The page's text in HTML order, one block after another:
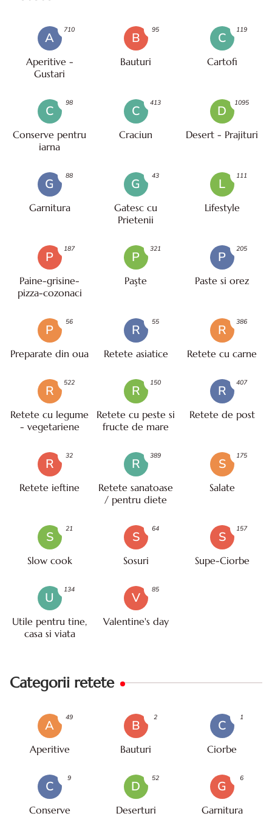
A
Aperitive -
Gustari
710
B
Bauturi
95
C
Cartofi
119
C
Conserve pentru
iarna
98
C
Craciun
413
D
Desert - Prajituri
1095
G
Garnitura
88
G
Gatesc cu
Prietenii
43
L
Lifestyle
111
P
Paine-grisine-
pizza-cozonaci
187
P
Paşte
321
P
Paste si orez
205
P
Preparate din oua
56
R
Retete asiatice
55
R
Retete cu carne
386
R
Retete cu legume
- vegetariene
522
R
Retete cu peste si
fructe de mare
150
R
Retete de post
407
R
Retete ieftine
32
R
Retete sanatoase
/ pentru diete
389
S
Salate
175
S
Slow cook
21
S
Sosuri
64
S
Supe-Ciorbe
157
U
Utile pentru tine,
casa si viata
134
V
Valentine's day
85
Categorii retete
A
Aperitive
49
B
Bauturi
2
C
Ciorbe
1
C
Conserve
9
D
Deserturi
52
G
Garnitura
6